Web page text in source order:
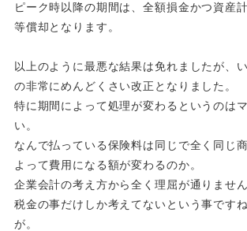
ピーク時以降の期間は、全額損金かつ資産
等償却となります。
以上のように最悪な結果は免れましたが、
の非常にめんどくさい改正となりました。
特に期間によって処理が変わるというのは
い。
なんで払っている保険料は同じで全く同じ
よって費用になる額が変わるのか。
企業会計の考え方から全く理屈が通りません
税金の事だけしか考えてないという事です
が。